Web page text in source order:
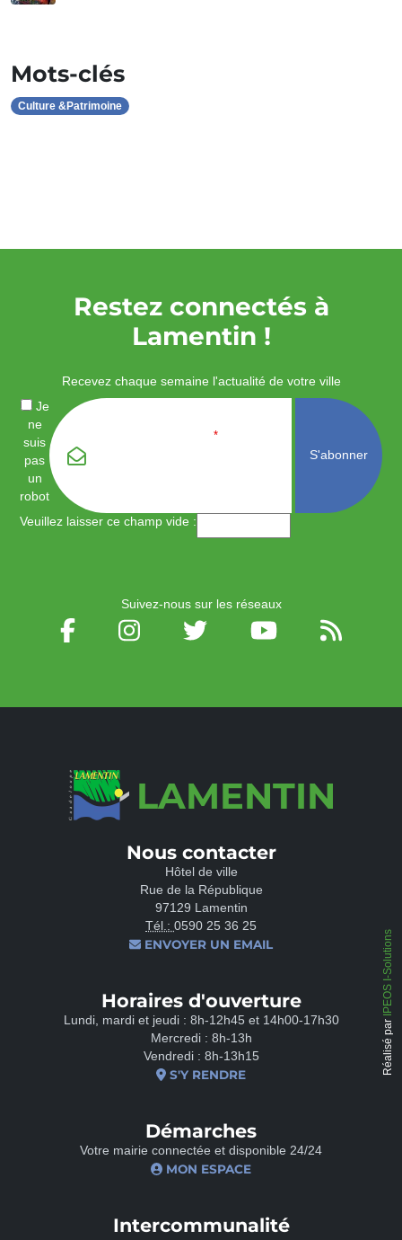
Mots-clés
Culture &Patrimoine
LAMENTIN
Nous contacter
Hôtel de ville
Rue de la République
97129 Lamentin
Tél.: 0590 25 36 25
ENVOYER UN EMAIL
Horaires d'ouverture
Lundi, mardi et jeudi : 8h-12h45 et 14h00-17h30
Mercredi : 8h-13h
Vendredi : 8h-13h15
S'Y RENDRE
Démarches
Votre mairie connectée et disponible 24/24
MON ESPACE
Intercommunalité
Restez connectés à
Lamentin !
Recevez chaque semaine l'actualité de votre ville
Je
ne
suis
pas
un
robot
*
Veuillez laisser ce champ vide :
Suivez-nous sur les réseaux
Réalisé par
IPEOS I-Solutions